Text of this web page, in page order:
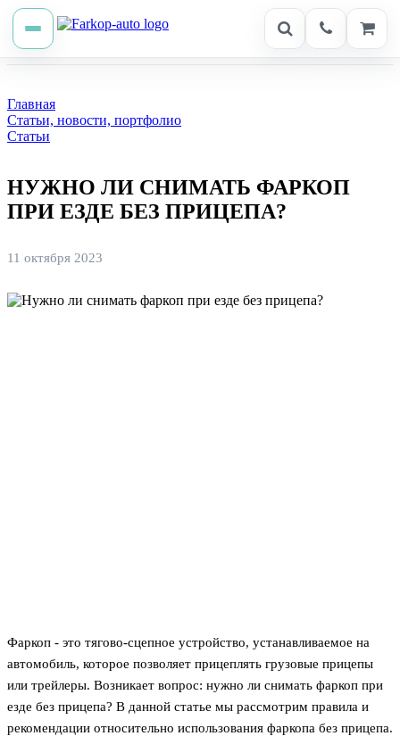
Главная
Статьи, новости, портфолио
Статьи
НУЖНО ЛИ СНИМАТЬ ФАРКОП
ПРИ ЕЗДЕ БЕЗ ПРИЦЕПА?
11 октября 2023
Фаркоп - это тягово-сцепное устройство, устанавливаемое на
автомобиль, которое позволяет прицеплять грузовые прицепы
или трейлеры. Возникает вопрос: нужно ли снимать фаркоп при
езде без прицепа? В данной статье мы рассмотрим правила и
рекомендации относительно использования фаркопа без прицепа.